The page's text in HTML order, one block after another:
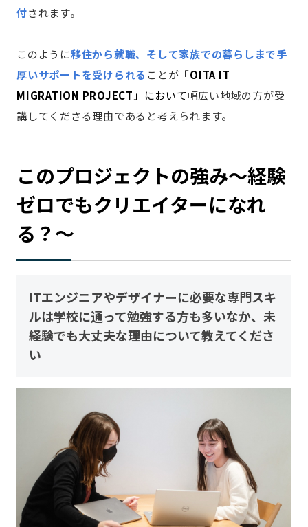
付されます。
このように移住から就職、そして家族での暮らしまで手
厚いサポートを受けられる ことが 「OITA IT
MIGRATION PROJECT」 において幅広い地域の方が受
講してくださる理由であると考えられます。
このプロジェクトの強み〜経験
ゼロでもクリエイターになれ
る？〜
ITエンジニアやデザイナーに必要な専門スキ
ルは学校に通って勉強する方も多いなか、未
経験でも大丈夫な理由について教えてくださ
い